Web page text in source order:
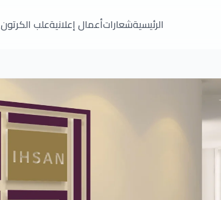
الرئيسيةشعاراتأعمال إعلانيةعلب الكرتون